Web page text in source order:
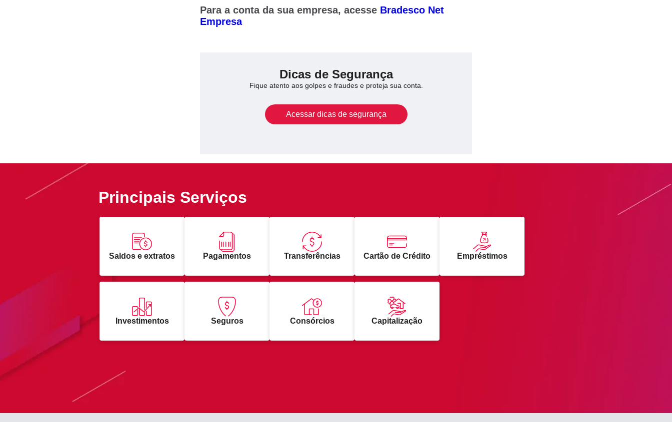
Para a conta da sua empresa, acesse Bradesco Net
Empresa
Dicas de Segurança
Fique atento aos golpes e fraudes e proteja sua conta.
Acessar dicas de segurança
Principais Serviços
Saldos e extratos Pagamentos Transferências Cartão de Crédito Empréstimos
Investimentos Seguros Consórcios Capitalização